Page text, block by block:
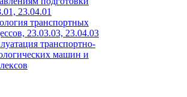
23.04.01
транспортных
23.03.03, 23.04.03
транспортно-
машин и